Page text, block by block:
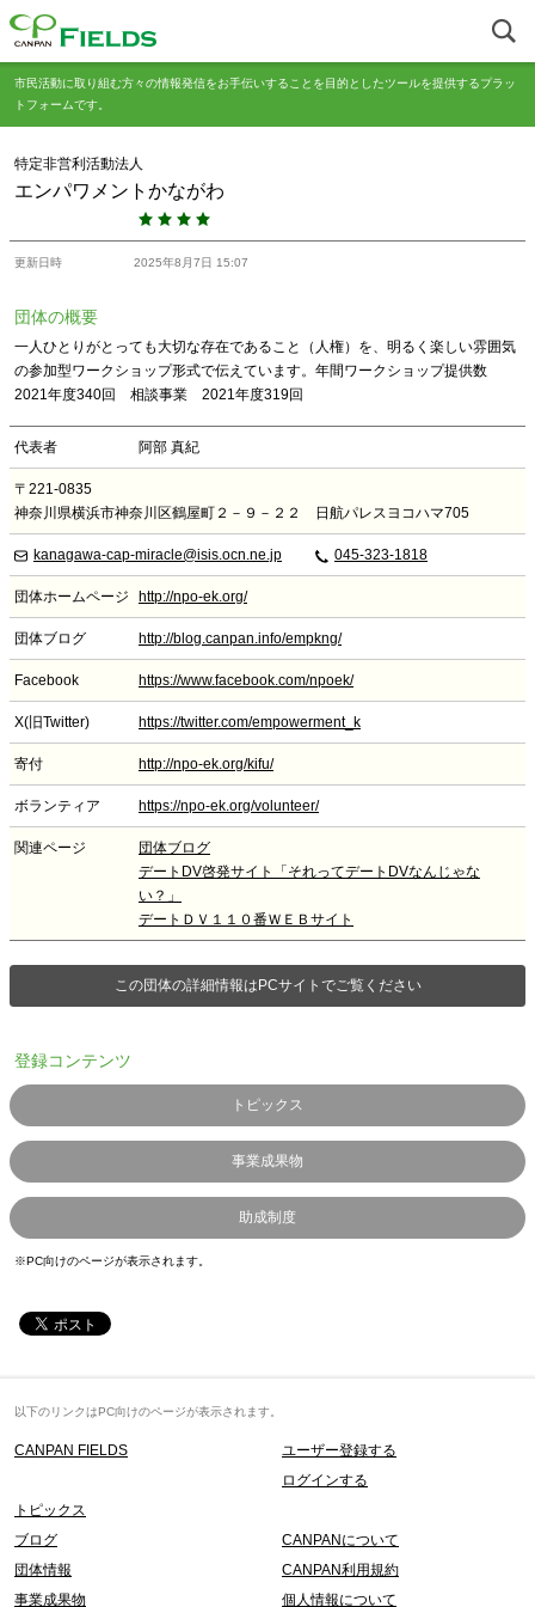
市民活動に取り組む方々の情報発信をお手伝いすることを目的としたツールを提供するプラッ
トフォームです。
特定非営利活動法人
エンパワメントかながわ
更新日時 2025年8月7日 15:07
団体の概要
一人ひとりがとっても大切な存在であること（人権）を、明るく楽しい雰囲気
の参加型ワークショップ形式で伝えています。年間ワークショップ提供数
2021年度340回 相談事業 2021年度319回
代表者 阿部 真紀
〒221-0835
神奈川県横浜市神奈川区鶴屋町２－９－２２ 日航パレスヨコハマ705
kanagawa-cap-miracle@isis.ocn.ne.jp 045-323-1818
団体ホームページ http://npo-ek.org/
団体ブログ http://blog.canpan.info/empkng/
Facebook https://www.facebook.com/npoek/
X(旧Twitter) https://twitter.com/empowerment_k
寄付 http://npo-ek.org/kifu/
ボランティア https://npo-ek.org/volunteer/
関連ページ
団体ブログ
デートDV啓発サイト「それってデートDVなんじゃな
い？」
デートＤＶ１１０番ＷＥＢサイト
この団体の詳細情報はPCサイトでご覧ください
登録コンテンツ
トピックス
事業成果物
助成制度
※PC向けのページが表示されます。
以下のリンクはPC向けのページが表示されます。
CANPAN FIELDS
ユーザー登録する
ログインする
トピックス
ブログ
団体情報
事業成果物
CANPANについて
CANPAN利用規約
個人情報について